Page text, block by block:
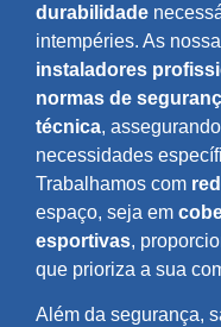
durabilidade
intempéries. As
instaladores
normas de
técnica,
necessidades
Trabalhamos com
espaço, seja em
esportivas,
que prioriza a sua
Além da segurança,